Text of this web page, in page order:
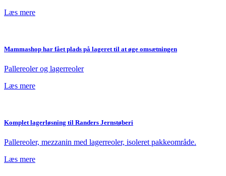
Læs mere
Mammashop har fået plads på lageret til at øge omsætningen
Pallereoler og lagerreoler
Læs mere
Komplet lagerløsning til Randers Jernstøberi
Pallereoler, mezzanin med lagerreoler, isoleret pakkeområde.
Læs mere